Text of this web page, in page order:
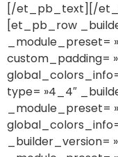
[/et_pb_text][/
[et_pb_row
_module_preset=
custom_padding=
type= »4_4″
_module_preset=
_builder_version=